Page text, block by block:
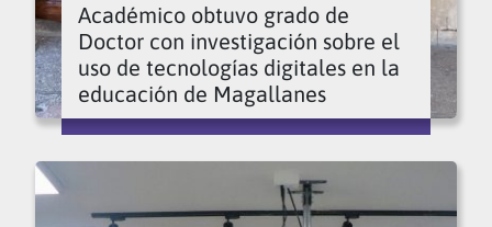
Académico obtuvo grado de
Doctor con investigación sobre el
uso de tecnologías digitales en la
educación de Magallanes